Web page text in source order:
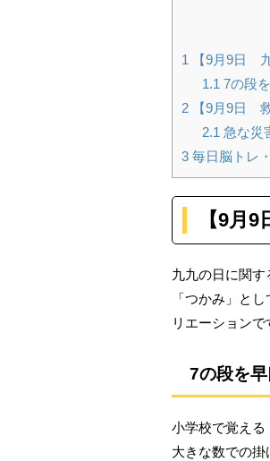
1
【9月9日
1.1 7の段
2 【9月9日
2.1 急な災
3 毎日脳トレ
【9月9
九九の日に関す
「つかみ」と
リエーションで
7の段を
小学校で覚える
大きな数での